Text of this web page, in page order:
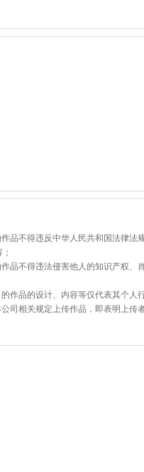
品不得违反中华人民共和国法律
品不得违法侵害他人的知识产权
作品的设计、内容等仅代表其个人
司相关规定上传作品，即表明上